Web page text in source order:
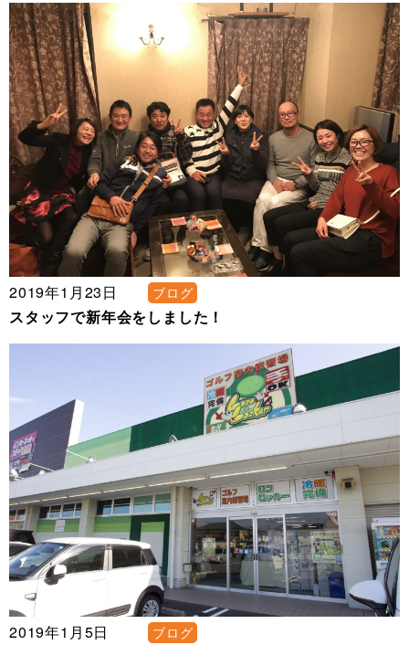
2019年1月23日 ブログ
スタッフで新年会をしました！
2019年1月5日 ブログ